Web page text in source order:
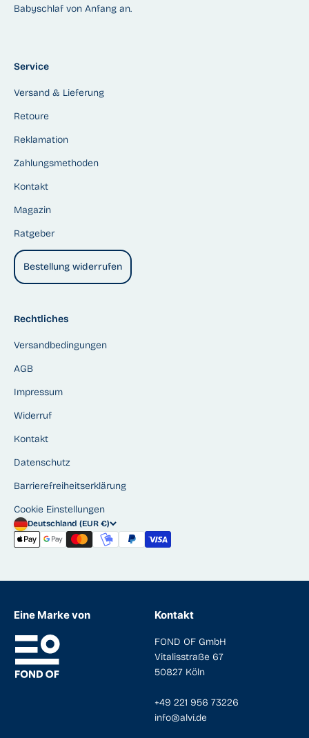
Babyschlaf von Anfang an.
Service
Versand & Lieferung
Retoure
Reklamation
Zahlungsmethoden
Kontakt
Magazin
Ratgeber
Bestellung widerrufen
Rechtliches
Versandbedingungen
AGB
Impressum
Widerruf
Kontakt
Datenschutz
Barrierefreiheitserklärung
Cookie Einstellungen
Deutschland (EUR €)
Eine Marke von Kontakt
FOND OF GmbH
Vitalisstraße 67
50827 Köln
+49 221 956 73226
info@alvi.de